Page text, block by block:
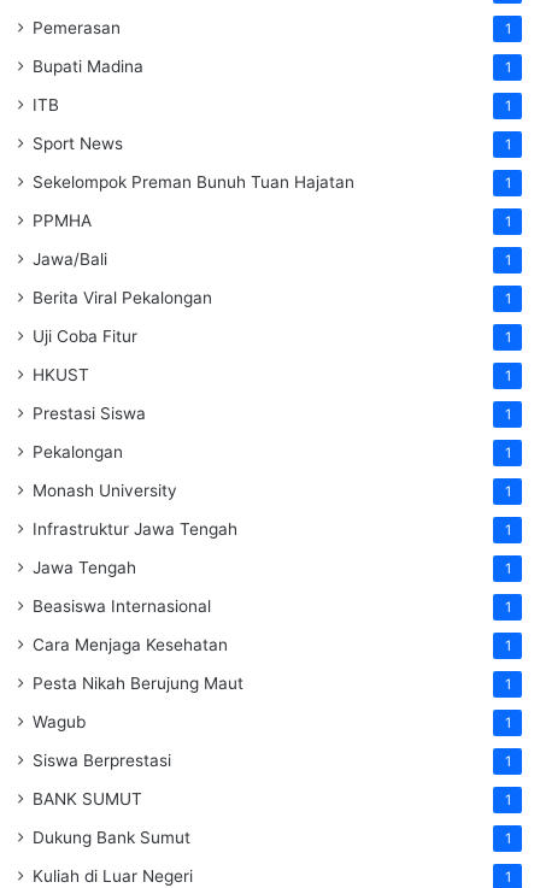
Pemerasan 1
Bupati Madina 1
ITB 1
Sport News 1
Sekelompok Preman Bunuh Tuan Hajatan 1
PPMHA 1
Jawa/Bali 1
Berita Viral Pekalongan 1
Uji Coba Fitur 1
HKUST 1
Prestasi Siswa 1
Pekalongan 1
Monash University 1
Infrastruktur Jawa Tengah 1
Jawa Tengah 1
Beasiswa Internasional 1
Cara Menjaga Kesehatan 1
Pesta Nikah Berujung Maut 1
Wagub 1
Siswa Berprestasi 1
BANK SUMUT 1
Dukung Bank Sumut 1
Kuliah di Luar Negeri 1